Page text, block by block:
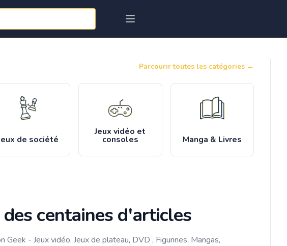
Parcourir toutes les catégories →
de société
Jeux vidéo et
consoles Manga & Livres
centaines d'articles
- Jeux vidéo, Jeux de plateau, DVD , Figurines, Mangas,